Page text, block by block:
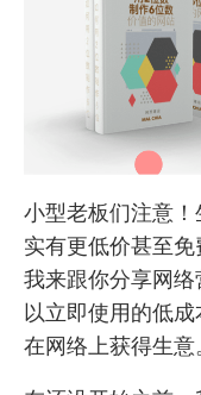
小型老板们注意
实有更低价甚至
我来跟你分享网
以立即使用的低成
在网络上获得生意。